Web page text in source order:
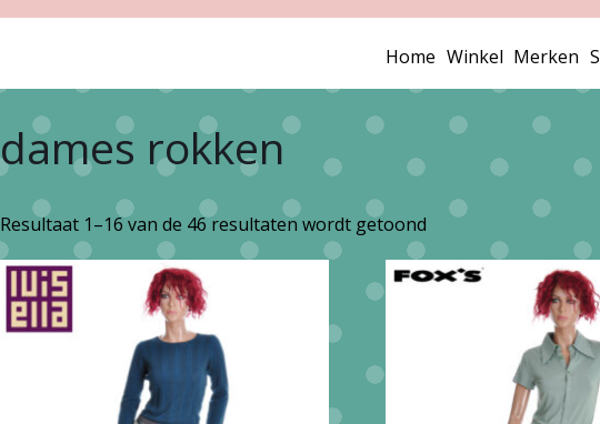
Home Winkel Merken
dames rokken
Resultaat 1–16 van de 46 resultaten wordt getoond Gesorteerd
op